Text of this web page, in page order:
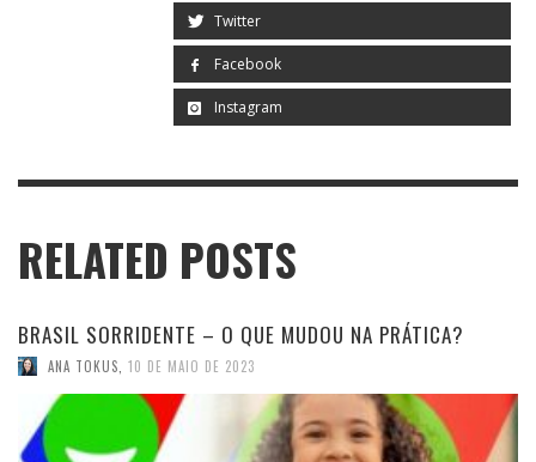
Twitter
Facebook
Instagram
RELATED POSTS
BRASIL SORRIDENTE – O QUE MUDOU NA PRÁTICA?
ANA TOKUS 10 DE MAIO DE 2023